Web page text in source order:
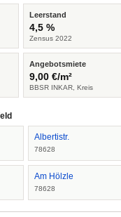
Leerstand
4,5 %
Zensus 2022
Angebotsmiete
9,00 €/m²
BBSR INKAR, Kreis
Albertistr.
78628
Am Hölzle
78628